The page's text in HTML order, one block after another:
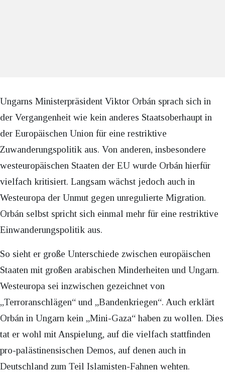
Ungarns Ministerpräsident Viktor Orbán sprach sich in
der Vergangenheit wie kein anderes Staatsoberhaupt in
der Europäischen Union für eine restriktive
Zuwanderungspolitik aus. Von anderen, insbesondere
westeuropäischen Staaten der EU wurde Orbán hierfür
vielfach kritisiert. Langsam wächst jedoch auch in
Westeuropa der Unmut gegen unregulierte Migration.
Orbán selbst spricht sich einmal mehr für eine restriktive
Einwanderungspolitik aus.
So sieht er große Unterschiede zwischen europäischen
Staaten mit großen arabischen Minderheiten und Ungarn.
Westeuropa sei inzwischen gezeichnet von
„Terroranschlägen“ und „Bandenkriegen“. Auch erklärt
Orbán in Ungarn kein „Mini-Gaza“ haben zu wollen. Dies
tat er wohl mit Anspielung, auf die vielfach stattfinden
pro-palästinensischen Demos, auf denen auch in
Deutschland zum Teil Islamisten-Fahnen wehten.